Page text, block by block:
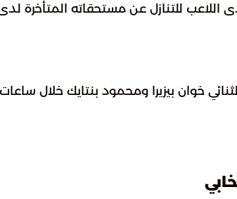
للتنازل عن مستحقاته المتأخرة
خوان بيزيرا ومحمود بنتايك خلال